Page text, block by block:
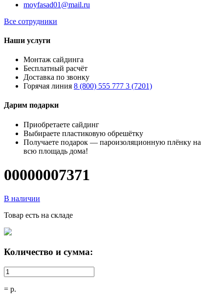
moyfasad01@mail.ru
Все сотрудники
Наши услуги
Монтаж сайдинга
Бесплатный расчёт
Доставка по звонку
Горячая линия 8 (800) 555 777 3 (7201)
Дарим подарки
Приобретаете сайдинг
Выбираете пластиковую обрешётку
Получаете подарок — пароизоляционную плёнку на
всю площадь дома!
00000007371
В наличии
Товар есть на складе
Количество и сумма:
= р.